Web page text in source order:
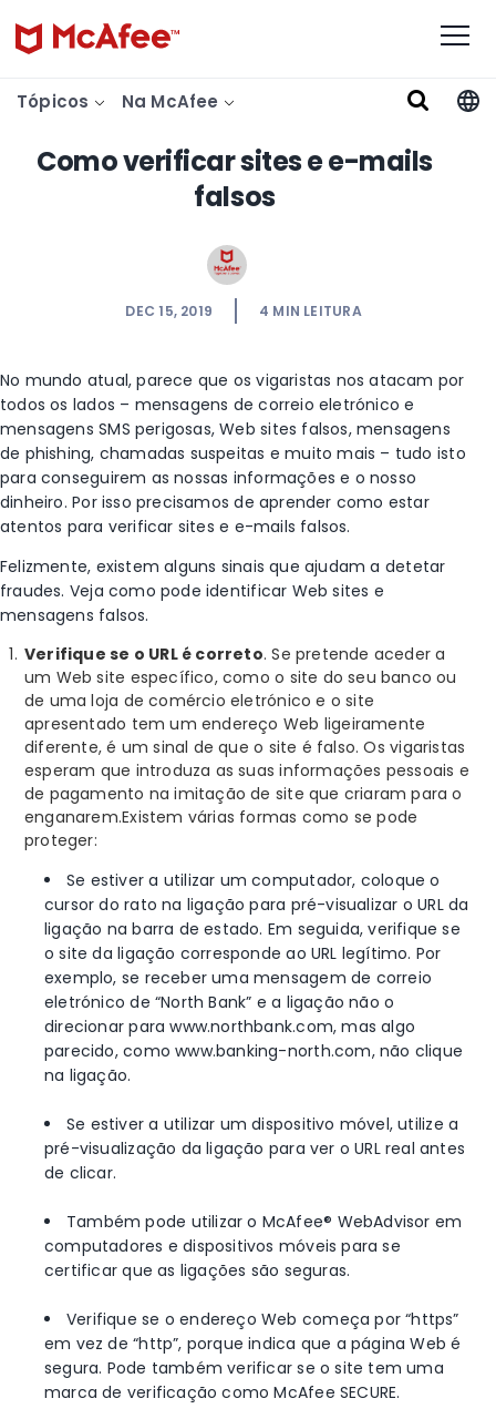
Tópicos Na McAfee
Como verificar sites e e-mails
falsos
DEC 15, 2019 4 MIN LEITURA
No mundo atual, parece que os vigaristas nos atacam por
todos os lados – mensagens de correio eletrónico e
mensagens SMS perigosas, Web sites falsos, mensagens
de phishing, chamadas suspeitas e muito mais – tudo isto
para conseguirem as nossas informações e o nosso
dinheiro. Por isso precisamos de aprender como estar
atentos para verificar sites e e-mails falsos.
Felizmente, existem alguns sinais que ajudam a detetar
fraudes. Veja como pode identificar Web sites e
mensagens falsos.
Verifique se o URL é correto. Se pretende aceder a
um Web site específico, como o site do seu banco ou
de uma loja de comércio eletrónico e o site
apresentado tem um endereço Web ligeiramente
diferente, é um sinal de que o site é falso. Os vigaristas
esperam que introduza as suas informações pessoais e
de pagamento na imitação de site que criaram para o
enganarem.Existem várias formas como se pode
proteger:
Se estiver a utilizar um computador, coloque o
cursor do rato na ligação para pré-visualizar o URL da
ligação na barra de estado. Em seguida, verifique se
o site da ligação corresponde ao URL legítimo. Por
exemplo, se receber uma mensagem de correio
eletrónico de “North Bank” e a ligação não o
direcionar para www.northbank.com, mas algo
parecido, como www.banking-north.com, não clique
na ligação.
Se estiver a utilizar um dispositivo móvel, utilize a
pré-visualização da ligação para ver o URL real antes
de clicar.
Também pode utilizar o McAfee® WebAdvisor em
computadores e dispositivos móveis para se
certificar que as ligações são seguras.
Verifique se o endereço Web começa por “https”
em vez de “http”, porque indica que a página Web é
segura. Pode também verificar se o site tem uma
marca de verificação como McAfee SECURE.